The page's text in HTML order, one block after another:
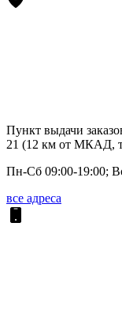
Пункт выдачи
21 (12 км от МКАД,
Пн-Сб 09:00-19:00;
все адреса